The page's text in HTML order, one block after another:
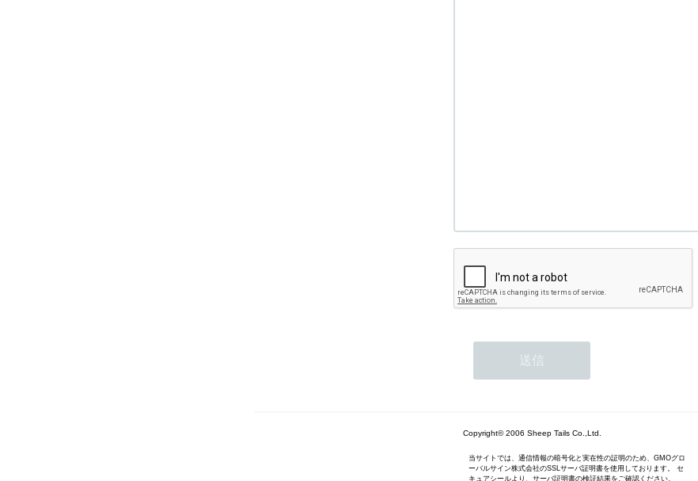
Copyright© 2006 Sheep Tails Co.,Ltd.
当サイトでは、通信情報の暗号化と実在性の証明のため、GMOグロ
ーバルサイン株式会社のSSLサーバ証明書を使用しております。 セ
キュアシールより、サーバ証明書の検証結果をご確認ください。